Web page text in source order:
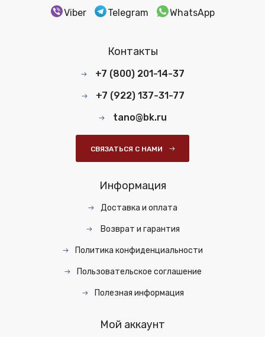
Viber Telegram WhatsApp
Контакты
+7 (800) 201-14-37
+7 (922) 137-31-77
tano@bk.ru
СВЯЗАТЬСЯ С НАМИ
Информация
Доставка и оплата
Возврат и гарантия
Политика конфиденциальности
Пользовательское соглашение
Полезная информация
Мой аккаунт